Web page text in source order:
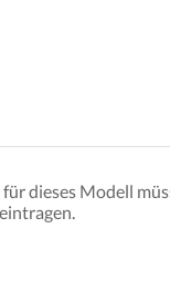
dieses Modell